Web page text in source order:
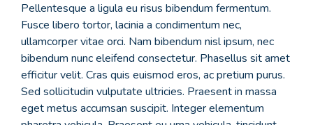
Pellentesque a ligula eu risus bibendum fermentum.
Fusce libero tortor, lacinia a condimentum nec,
ullamcorper vitae orci. Nam bibendum nisl ipsum, nec
bibendum nunc eleifend consectetur. Phasellus sit amet
efficitur velit. Cras quis euismod eros, ac pretium purus.
Sed sollicitudin vulputate ultricies. Praesent in massa
eget metus accumsan suscipit. Integer elementum